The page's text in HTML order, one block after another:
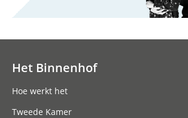
Het Binnenhof
Hoe werkt het
Tweede Kamer